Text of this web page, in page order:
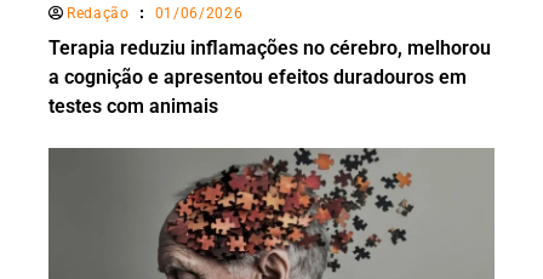
Redação 01/06/2026
Terapia reduziu inflamações no cérebro, melhorou
a cognição e apresentou efeitos duradouros em
testes com animais